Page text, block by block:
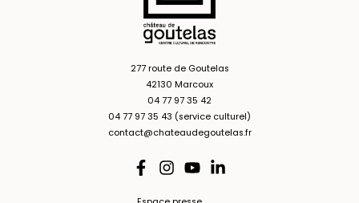
277 route de Goutelas
42130 Marcoux
04 77 97 35 42
04 77 97 35 43 (service culturel)
contact@chateaudegoutelas.fr